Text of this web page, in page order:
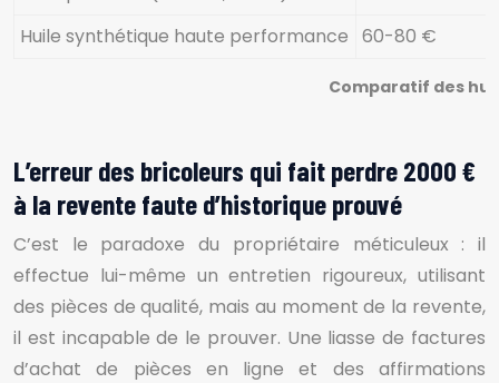
Comparatif des
Huile synthétique haute performance 60-80 €
L’erreur des bricoleurs qui fait perdre 2000 €
à la revente faute d’historique prouvé
C’est le paradoxe du propriétaire méticuleux : il
effectue lui-même un entretien rigoureux, utilisant
des pièces de qualité, mais au moment de la revente,
il est incapable de le prouver. Une liasse de factures
d’achat de pièces en ligne et des affirmations